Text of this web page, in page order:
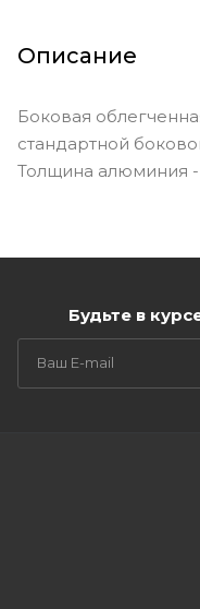
Описание
Боковая
стандартной
Толщина алюминия
Будьте в